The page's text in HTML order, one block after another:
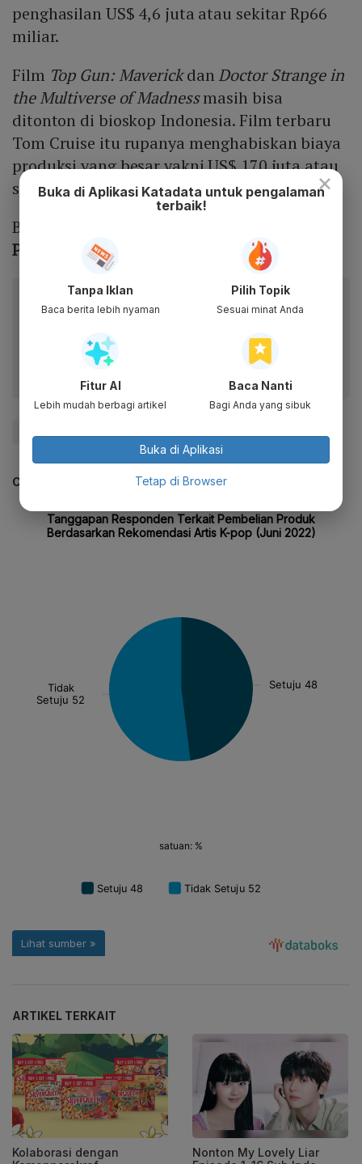
penghasilan US$ 4,6 juta atau sekitar Rp66
miliar.
Film Top Gun: Maverickdan Doctor Strange in
the Multiverse of Madnessmasih bisa
ditonton di bioskop Indonesia. Film terbaru
Tom Cruise itu rupanya menghabiskan biaya
produksi yang besar yakni US$ 170 juta atau
sekitar Rp2,4 triliun.
Baca Juga:
Pendapatan Fantastic Beasts 3 Anjlok
Baca artikel ini lewat aplikasi mobile.
fitur menarik lainnya lewat aplikasi mobile Katadata.
CEK JUGA DATA INI
ARTIKEL TERKAIT
Kolaborasi dengan
Nonton My Lovely Liar
×
Buka di Aplikasi Katadata untuk pengalaman
terbaik!
Tanpa Iklan
Baca berita lebih nyaman
Pilih Topik
Sesuai minat Anda
Fitur AI
Lebih mudah berbagi artikel
Baca Nanti
Bagi Anda yang sibuk
Buka di Aplikasi
Tetap di Browser